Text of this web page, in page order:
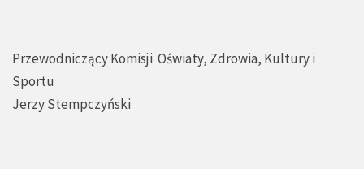
Przewodniczący Komisji Oświaty, Zdrowia, Kultury i
Sportu
Jerzy Stempczyński